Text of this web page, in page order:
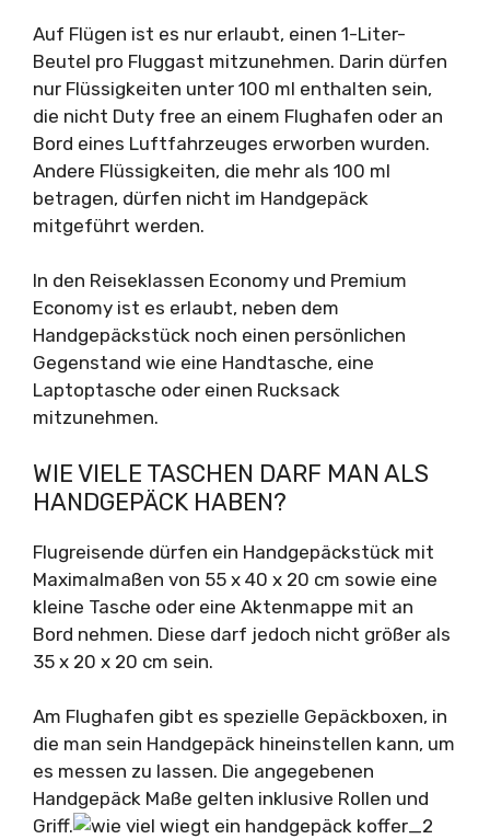
Auf Flügen ist es nur erlaubt, einen 1-Liter-
Beutel pro Fluggast mitzunehmen. Darin dürfen
nur Flüssigkeiten unter 100 ml enthalten sein,
die nicht Duty free an einem Flughafen oder an
Bord eines Luftfahrzeuges erworben wurden.
Andere Flüssigkeiten, die mehr als 100 ml
betragen, dürfen nicht im Handgepäck
mitgeführt werden.
In den Reiseklassen Economy und Premium
Economy ist es erlaubt, neben dem
Handgepäckstück noch einen persönlichen
Gegenstand wie eine Handtasche, eine
Laptoptasche oder einen Rucksack
mitzunehmen.
WIE VIELE TASCHEN DARF MAN ALS
HANDGEPÄCK HABEN?
Flugreisende dürfen ein Handgepäckstück mit
Maximalmaßen von 55 x 40 x 20 cm sowie eine
kleine Tasche oder eine Aktenmappe mit an
Bord nehmen. Diese darf jedoch nicht größer als
35 x 20 x 20 cm sein.
Am Flughafen gibt es spezielle Gepäckboxen, in
die man sein Handgepäck hineinstellen kann, um
es messen zu lassen. Die angegebenen
Handgepäck Maße gelten inklusive Rollen und
Griff.